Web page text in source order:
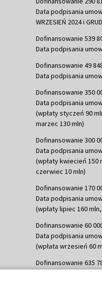
Data podpisania
WRZESIEŃ 2024 i
Dofinansowanie 539
Data podpisania
Dofinansowanie 49
Data podpisania
Dofinansowanie 350
Data podpisania
(wpłaty styczeń 90
marzec 130 mln)
Dofinansowanie 300
Data podpisania
(wpłaty kwiecień 150
czerwiec 10 mln)
Dofinansowanie 170
Data podpisania
(wpłaty lipiec 160
Dofinansowanie 60
Data podpisania
(wpłata wrzesień 60
Dofinansowanie 635